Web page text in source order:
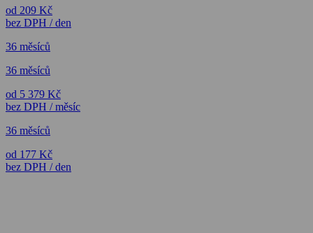
od 209 Kč
bez DPH / den
36 měsíců
36 měsíců
od 5 379 Kč
bez DPH / měsíc
36 měsíců
od 177 Kč
bez DPH / den